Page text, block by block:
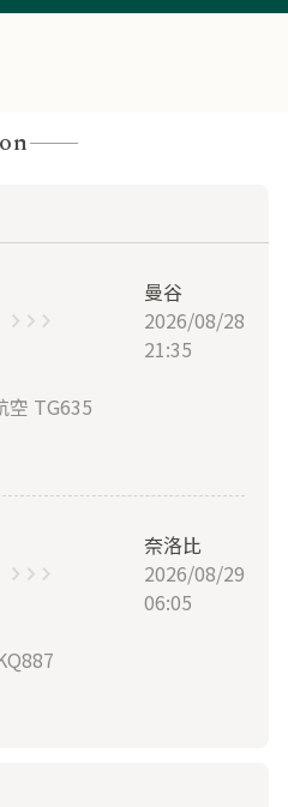
曼谷
2026/08/28
21:35
空 TG635
奈洛比
2026/08/29
06:05